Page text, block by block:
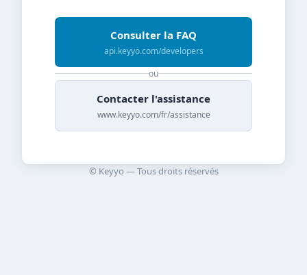
Consulter la FAQ
api.keyyo.com/developers
ou
Contacter l'assistance
www.keyyo.com/fr/assistance
© Keyyo — Tous droits réservés